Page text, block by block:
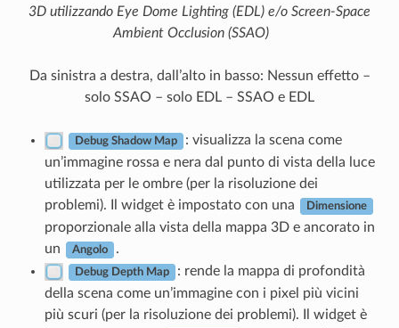
3D utilizzando Eye Dome Lighting (EDL) e/o Screen-Space
Ambient Occlusion (SSAO)
Da sinistra a destra, dall’alto in basso: Nessun effetto –
solo SSAO – solo EDL – SSAO e EDL
Debug Shadow Map
: visualizza la scena come
un’immagine rossa e nera dal punto di vista della luce
utilizzata per le ombre (per la risoluzione dei
problemi). Il widget è impostato con una
Dimensione
proporzionale alla vista della mappa 3D e ancorato in
un
Angolo .
Debug Depth Map
: rende la mappa di profondità
della scena come un’immagine con i pixel più vicini
più scuri (per la risoluzione dei problemi). Il widget è